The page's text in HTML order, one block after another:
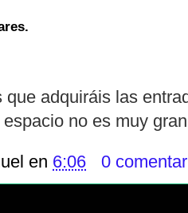
que adquiráis las
no es muy
en 6:06 0